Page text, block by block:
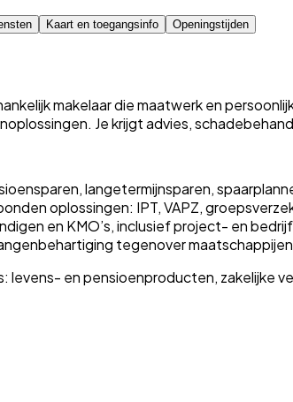
Kaart en toegangsinfo Openingstijden
makelaar die maatwerk en
Je krijgt advies,
langetermijnsparen,
oplossingen: IPT, VAPZ,
en KMO’s, inclusief project- en
tegenover maatschappijen
en pensioenproducten, zakelijke